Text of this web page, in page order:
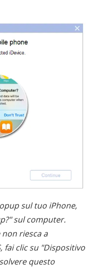
sul tuo iPhone,
sul computer.
riesca a
fai clic su "Dispositivo
questo